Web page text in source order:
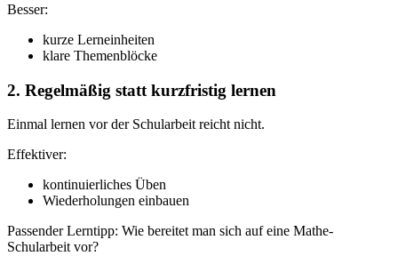
Besser:
kurze Lerneinheiten
klare Themenblöcke
2. Regelmäßig statt kurzfristig lernen
Einmal lernen vor der Schularbeit reicht nicht.
Effektiver:
kontinuierliches Üben
Wiederholungen einbauen
Passender Lerntipp: Wie bereitet man sich auf eine Mathe-
Schularbeit vor?